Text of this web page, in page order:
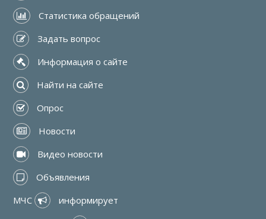
Статистика обращений
Задать вопрос
Информация о сайте
Найти на сайте
Опрос
Новости
Видео новости
Объявления
МЧС
информирует